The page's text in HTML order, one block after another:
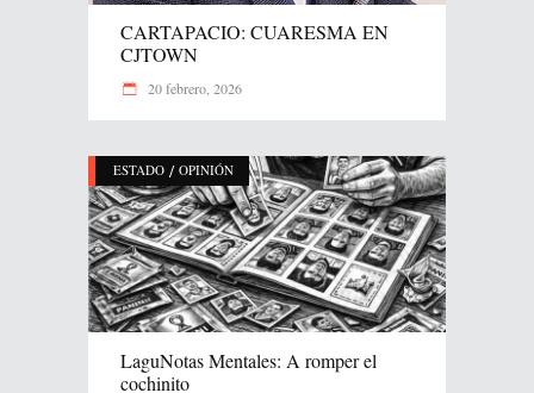
CARTAPACIO: CUARESMA EN
CJTOWN
20 febrero, 2026
ESTADO / OPINIÓN
LaguNotas Mentales: A romper el
cochinito